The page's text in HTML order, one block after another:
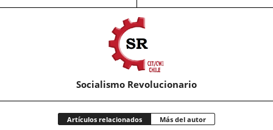
Socialismo Revolucionario
Artículos relacionados Más del autor